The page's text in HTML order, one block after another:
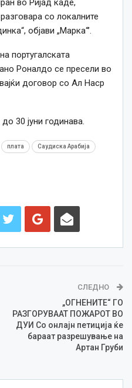
во Ријад каде,
со локалните
објави „Марка“’.
португалската
Роналдо се пресели во
договор со Ал Наср
30 јуни годинава.
плата Саудиска Арабија
СЛЕДНО
„ОГНЕНИТЕ“ ГО
РАЗГОРУВААТ ПОЖАРОТ ВО
ДУИ Со онлајн петиција ќе
бараат разрешување на
Артан Груби